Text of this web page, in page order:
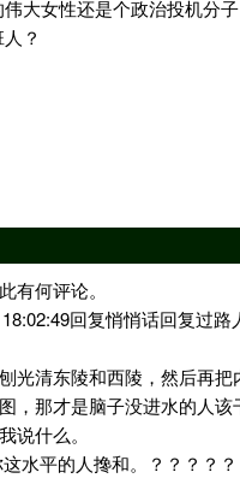
大女性还是个政治投机分子
？
有何评论。
回复悄悄话回复过路
光清东陵和西陵，然后再把
，那才是脑子没进水的人该
说什么。
这水平的人搀和。？？？？